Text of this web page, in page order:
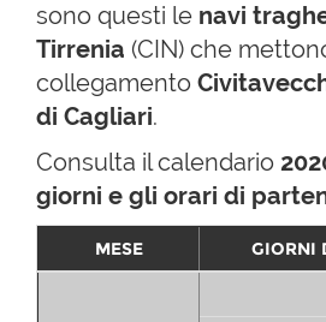
sono questi le navi
Tirrenia (CIN) che
collegamento
di Cagliari.
Consulta il calendario
giorni e gli orari di
MESE GIORNI